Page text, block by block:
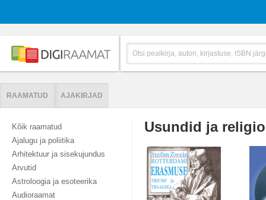
RAAMATUD AJAKIRJAD
Kõik raamatud
Ajalugu ja poliitika
Arhitektuur ja sisekujundus
Arvutid
Astroloogia ja esoteerika
Audioraamat
Usundid ja